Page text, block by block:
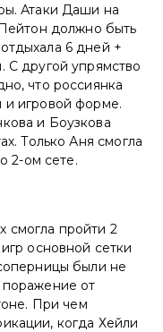
Атаки Даши на
должно быть
6 дней +
С другой упрямство
что россиянка
и игровой форме.
и Боузкова
Только Аня смогла
2-ом сете.
смогла пройти 2
основной сетки
были не
от
При чем
когда Хейли